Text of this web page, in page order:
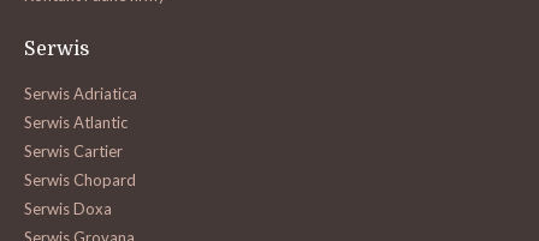
Serwis
Serwis Adriatica
Serwis Atlantic
Serwis Cartier
Serwis Chopard
Serwis Doxa